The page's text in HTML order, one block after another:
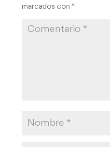
marcados con *